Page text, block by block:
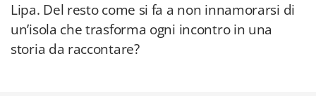
Lipa. Del resto come si fa a non innamorarsi di
un’isola che trasforma ogni incontro in una
storia da raccontare?